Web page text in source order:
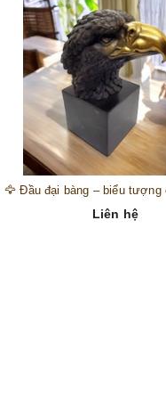
Liên hệ